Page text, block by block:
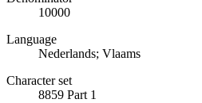
10000
Language
Nederlands; Vlaams
Character set
8859 Part 1